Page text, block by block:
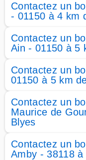
Contactez un
- 01150 à 4 km
Contactez un
Ain - 01150 à 5
Contactez un
01150 à 5 km
Contactez un
Maurice de
Blyes
Contactez un
Amby - 38118